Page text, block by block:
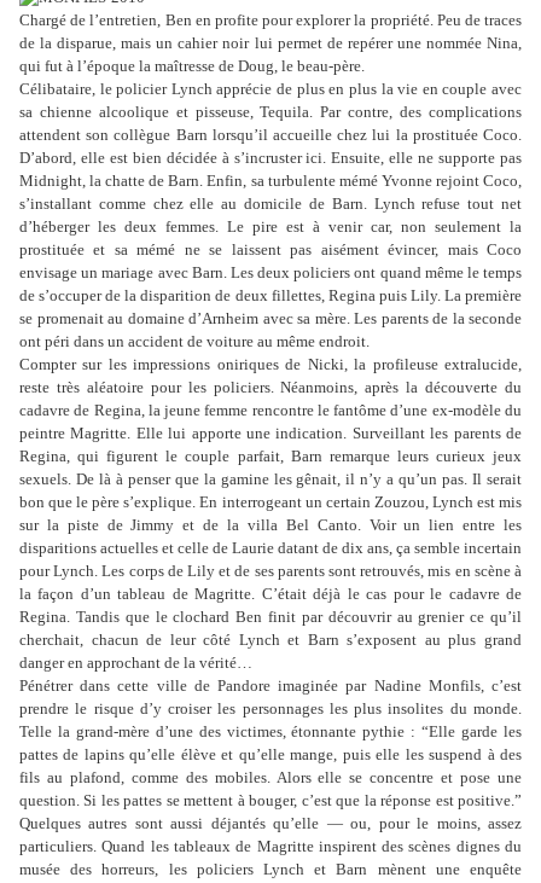
Chargé de l’entretien, Ben en profite pour explorer la propriété. Peu de traces
de la disparue, mais un cahier noir lui permet de repérer une nommée Nina,
qui fut à l’époque la maîtresse de Doug, le beau-père.
Célibataire, le policier Lynch apprécie de plus en plus la vie en couple avec
sa chienne alcoolique et pisseuse, Tequila. Par contre, des complications
attendent son collègue Barn lorsqu’il accueille chez lui la prostituée Coco.
D’abord, elle est bien décidée à s’incruster ici. Ensuite, elle ne supporte pas
Midnight, la chatte de Barn. Enfin, sa turbulente mémé Yvonne rejoint Coco,
s’installant comme chez elle au domicile de Barn. Lynch refuse tout net
d’héberger les deux femmes. Le pire est à venir car, non seulement la
prostituée et sa mémé ne se laissent pas aisément évincer, mais Coco
envisage un mariage avec Barn. Les deux policiers ont quand même le temps
de s’occuper de la disparition de deux fillettes, Regina puis Lily. La première
se promenait au domaine d’Arnheim avec sa mère. Les parents de la seconde
ont péri dans un accident de voiture au même endroit.
Compter sur les impressions oniriques de Nicki, la profileuse extralucide,
reste très aléatoire pour les policiers. Néanmoins, après la découverte du
cadavre de Regina, la jeune femme rencontre le fantôme d’une ex-modèle du
peintre Magritte. Elle lui apporte une indication. Surveillant les parents de
Regina, qui figurent le couple parfait, Barn remarque leurs curieux jeux
sexuels. De là à penser que la gamine les gênait, il n’y a qu’un pas. Il serait
bon que le père s’explique. En interrogeant un certain Zouzou, Lynch est mis
sur la piste de Jimmy et de la villa Bel Canto. Voir un lien entre les
disparitions actuelles et celle de Laurie datant de dix ans, ça semble incertain
pour Lynch. Les corps de Lily et de ses parents sont retrouvés, mis en scène à
la façon d’un tableau de Magritte. C’était déjà le cas pour le cadavre de
Regina. Tandis que le clochard Ben finit par découvrir au grenier ce qu’il
cherchait, chacun de leur côté Lynch et Barn s’exposent au plus grand
danger en approchant de la vérité…
Pénétrer dans cette ville de Pandore imaginée par Nadine Monfils, c’est
prendre le risque d’y croiser les personnages les plus insolites du monde.
Telle la grand-mère d’une des victimes, étonnante pythie : “Elle garde les
pattes de lapins qu’elle élève et qu’elle mange, puis elle les suspend à des
fils au plafond, comme des mobiles. Alors elle se concentre et pose une
question. Si les pattes se mettent à bouger, c’est que la réponse est positive.”
Quelques autres sont aussi déjantés qu’elle ― ou, pour le moins, assez
particuliers. Quand les tableaux de Magritte inspirent des scènes dignes du
musée des horreurs, les policiers Lynch et Barn mènent une enquête